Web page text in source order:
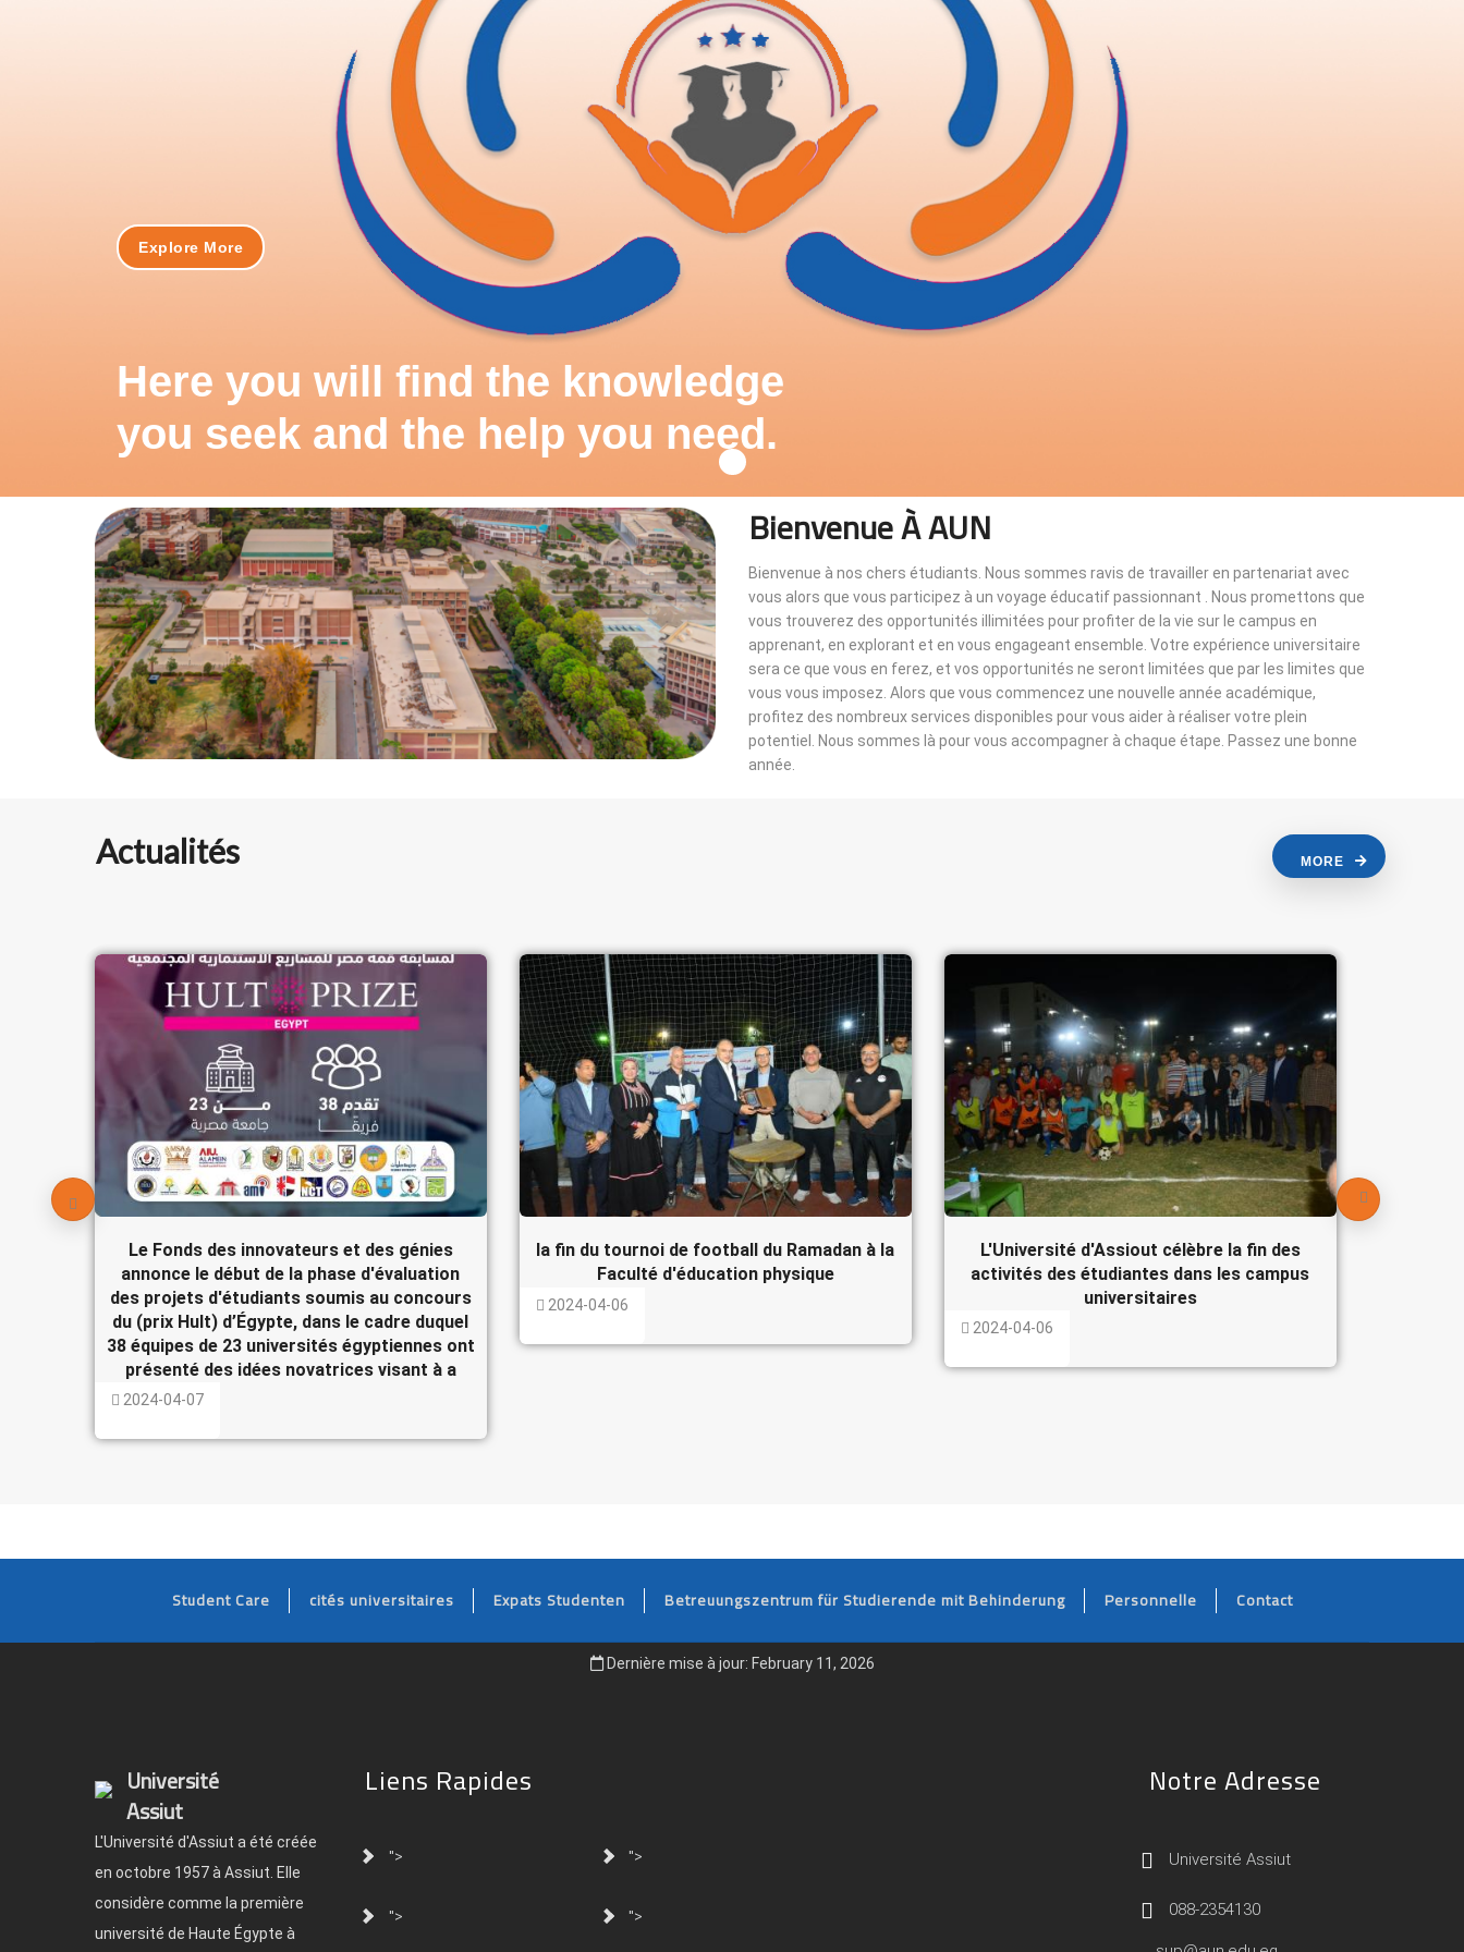
Here you will find the knowledge
you seek and the help you need.
Explore More
Bienvenue À AUN
Bienvenue à nos chers étudiants. Nous sommes ravis de travailler en partenariat avec
vous alors que vous participez à un voyage éducatif passionnant . Nous promettons que
vous trouverez des opportunités illimitées pour profiter de la vie sur le campus en
apprenant, en explorant et en vous engageant ensemble. Votre expérience universitaire
sera ce que vous en ferez, et vos opportunités ne seront limitées que par les limites que
vous vous imposez. Alors que vous commencez une nouvelle année académique,
profitez des nombreux services disponibles pour vous aider à réaliser votre plein
potentiel. Nous sommes là pour vous accompagner à chaque étape. Passez une bonne
année.
Actualités MORE
Le Fonds des innovateurs et des génies
annonce le début de la phase d'évaluation
des projets d'étudiants soumis au concours
du (prix Hult) d’Égypte, dans le cadre duquel
38 équipes de 23 universités égyptiennes ont
présenté des idées novatrices visant à a
2024-04-07
la fin du tournoi de football du Ramadan à la
Faculté d'éducation physique
2024-04-06
L'Université d'Assiout célèbre la fin des
activités des étudiantes dans les campus
universitaires
2024-04-06
FOOTER
Student Care cités universitaires Expats Studenten Betreuungszentrum für Studierende mit Behinderung Personnelle Contact
Dernière mise à jour: February 11, 2026
Université
Assiut
L'Université d'Assiut a été créée
en octobre 1957 à Assiut. Elle
considère comme la première
université de Haute Égypte à
Liens Rapides
"> ">
"> ">
Notre Adresse
Université Assiut
088-2354130